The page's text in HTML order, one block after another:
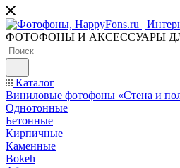
ФОТОФОНЫ И АКСЕССУАРЫ
Каталог
Виниловые фотофоны «Стена и
Однотонные
Бетонные
Кирпичные
Каменные
Bokeh